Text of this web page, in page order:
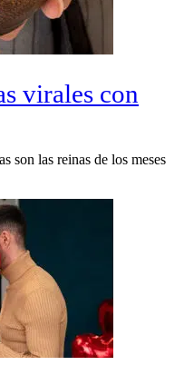
virales con
son las reinas de los meses